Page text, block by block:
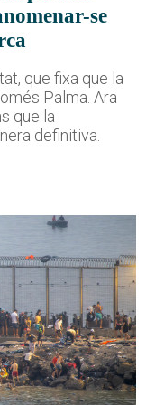
se
que fixa que la
Palma. Ara
que la
definitiva.